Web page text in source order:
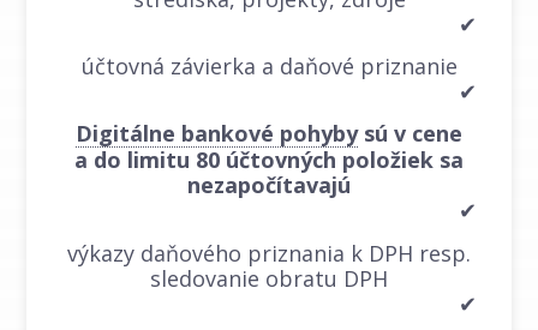
✔
účtovná závierka a daňové priznanie
✔
Digitálne bankové pohybysú v cene
a do limitu 80 účtovných položiek sa
nezapočítavajú
✔
výkazy daňového priznania k DPH resp.
sledovanie obratu DPH
✔